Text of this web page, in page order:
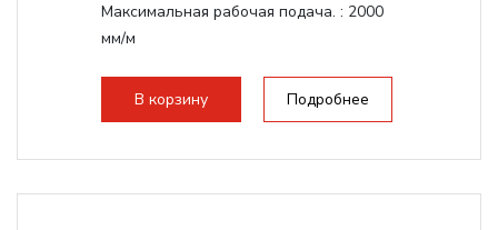
Максимальная рабочая подача. : 2000
мм/м
стандартно:Т-слот
Цанговый патрон:ER11
В корзину Подробнее